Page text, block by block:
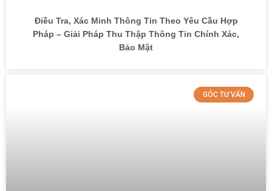
Điều Tra, Xác Minh Thông Tin Theo Yêu Cầu Hợp
Pháp – Giải Pháp Thu Thập Thông Tin Chính Xác,
Bảo Mật
GÓC TƯ VẤN